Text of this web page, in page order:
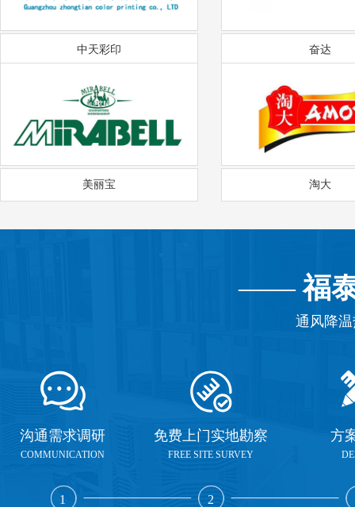
中天彩印 奋达
美丽宝 淘大
——福
通风降
沟通需求调研
COMMUNICATION
1
免费上门实地勘察
FREE SITE SURVEY
2
方